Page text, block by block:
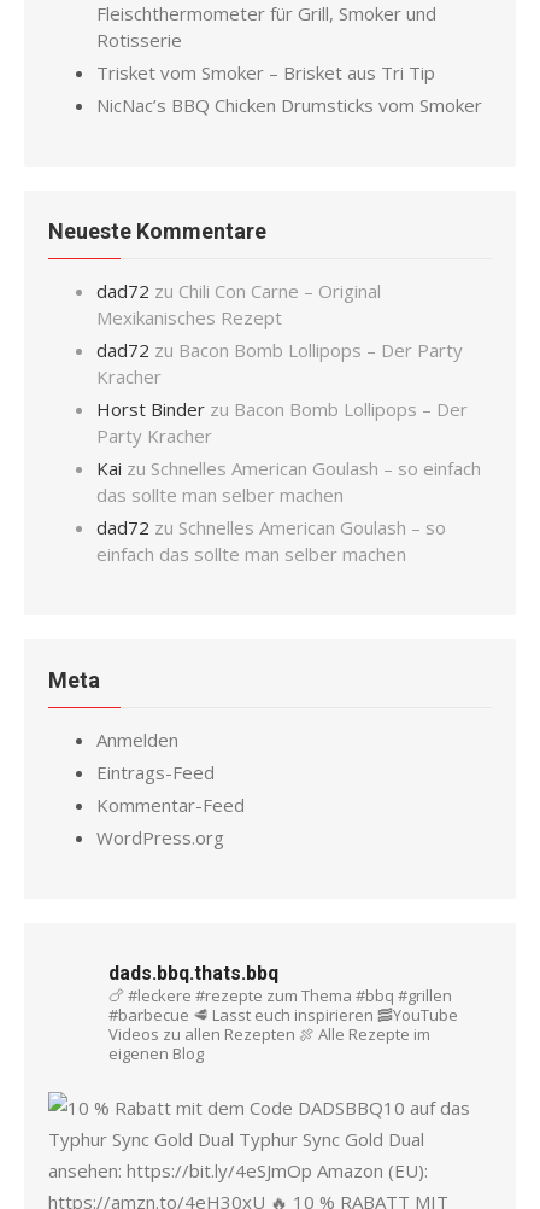
Fleischthermometer für Grill, Smoker und
Rotisserie
Trisket vom Smoker – Brisket aus Tri Tip
NicNac’s BBQ Chicken Drumsticks vom Smoker
Neueste Kommentare
dad72 zu Chili Con Carne – Original
Mexikanisches Rezept
dad72 zu Bacon Bomb Lollipops – Der Party
Kracher
Horst Binder zu Bacon Bomb Lollipops – Der
Party Kracher
Kai zu Schnelles American Goulash – so einfach
das sollte man selber machen
dad72 zu Schnelles American Goulash – so
einfach das sollte man selber machen
Meta
Anmelden
Eintrags-Feed
Kommentar-Feed
WordPress.org
dads.bbq.thats.bbq
🍗 #leckere #rezepte zum Thema #bbq #grillen
#barbecue 🥩 Lasst euch inspirieren 🥓YouTube
Videos zu allen Rezepten 🍖 Alle Rezepte im
eigenen Blog